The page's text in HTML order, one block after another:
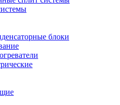
блоки